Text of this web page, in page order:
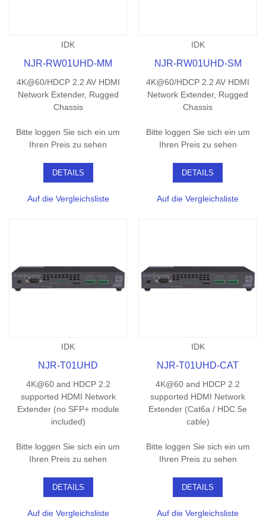
IDK
NJR-RW01UHD-MM
4K@60/HDCP 2.2 AV HDMI
Network Extender, Rugged
Chassis
Bitte loggen Sie sich ein um
Ihren Preis zu sehen
DETAILS
Auf die Vergleichsliste
IDK
NJR-RW01UHD-SM
4K@60/HDCP 2.2 AV HDMI
Network Extender, Rugged
Chassis
Bitte loggen Sie sich ein um
Ihren Preis zu sehen
DETAILS
Auf die Vergleichsliste
IDK
NJR-T01UHD
4K@60 and HDCP 2.2
supported HDMI Network
Extender (no SFP+ module
included)
Bitte loggen Sie sich ein um
Ihren Preis zu sehen
DETAILS
Auf die Vergleichsliste
IDK
NJR-T01UHD-CAT
4K@60 and HDCP 2.2
supported HDMI Network
Extender (Cat6a / HDC.5e
cable)
Bitte loggen Sie sich ein um
Ihren Preis zu sehen
DETAILS
Auf die Vergleichsliste